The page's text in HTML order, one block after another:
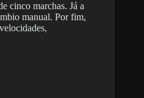
cinco marchas. Já a
manual. Por fim,